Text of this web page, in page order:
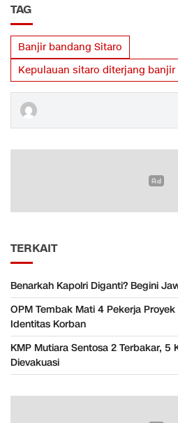
TAG
Banjir bandang Sitaro
Kepulauan sitaro diterjang banjir
TERKAIT
Benarkah Kapolri Diganti? Begini
OPM Tembak Mati 4 Pekerja
Identitas Korban
KMP Mutiara Sentosa 2 Terbakar, 5
Dievakuasi